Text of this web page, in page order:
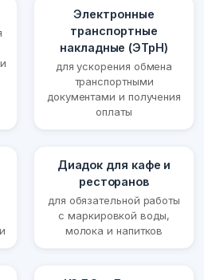
Электронные
транспортные
накладные (ЭТрН)
для ускорения обмена
транспортными
документами и получения
оплаты
Диадок для кафе и
ресторанов
для обязательной работы
с маркировкой воды,
молока и напитков